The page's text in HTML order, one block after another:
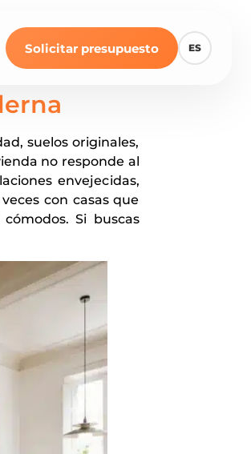
Solicitar presupuesto ES
suelos originales,
no responde al
envejecidas,
con casas que
Si buscas